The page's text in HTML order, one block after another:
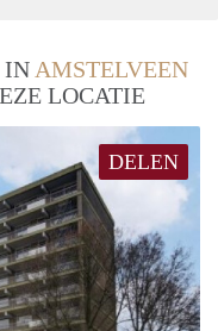
IN AMSTELVEEN
LOCATIE
DELEN